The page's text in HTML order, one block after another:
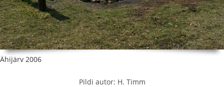
Ähijärv 2006
Pildi autor: H. Timm